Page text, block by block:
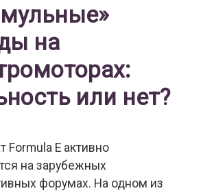
на
или нет?
Formula E активно
на зарубежных
форумах. На одном из